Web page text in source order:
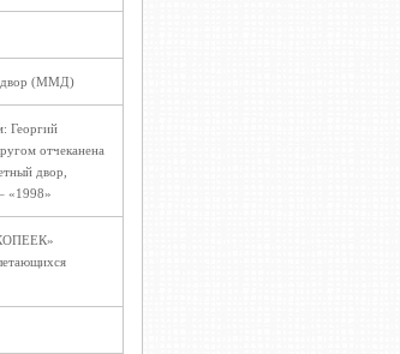
двор (ММД)
Георгий
отчеканена
двор,
«1998»